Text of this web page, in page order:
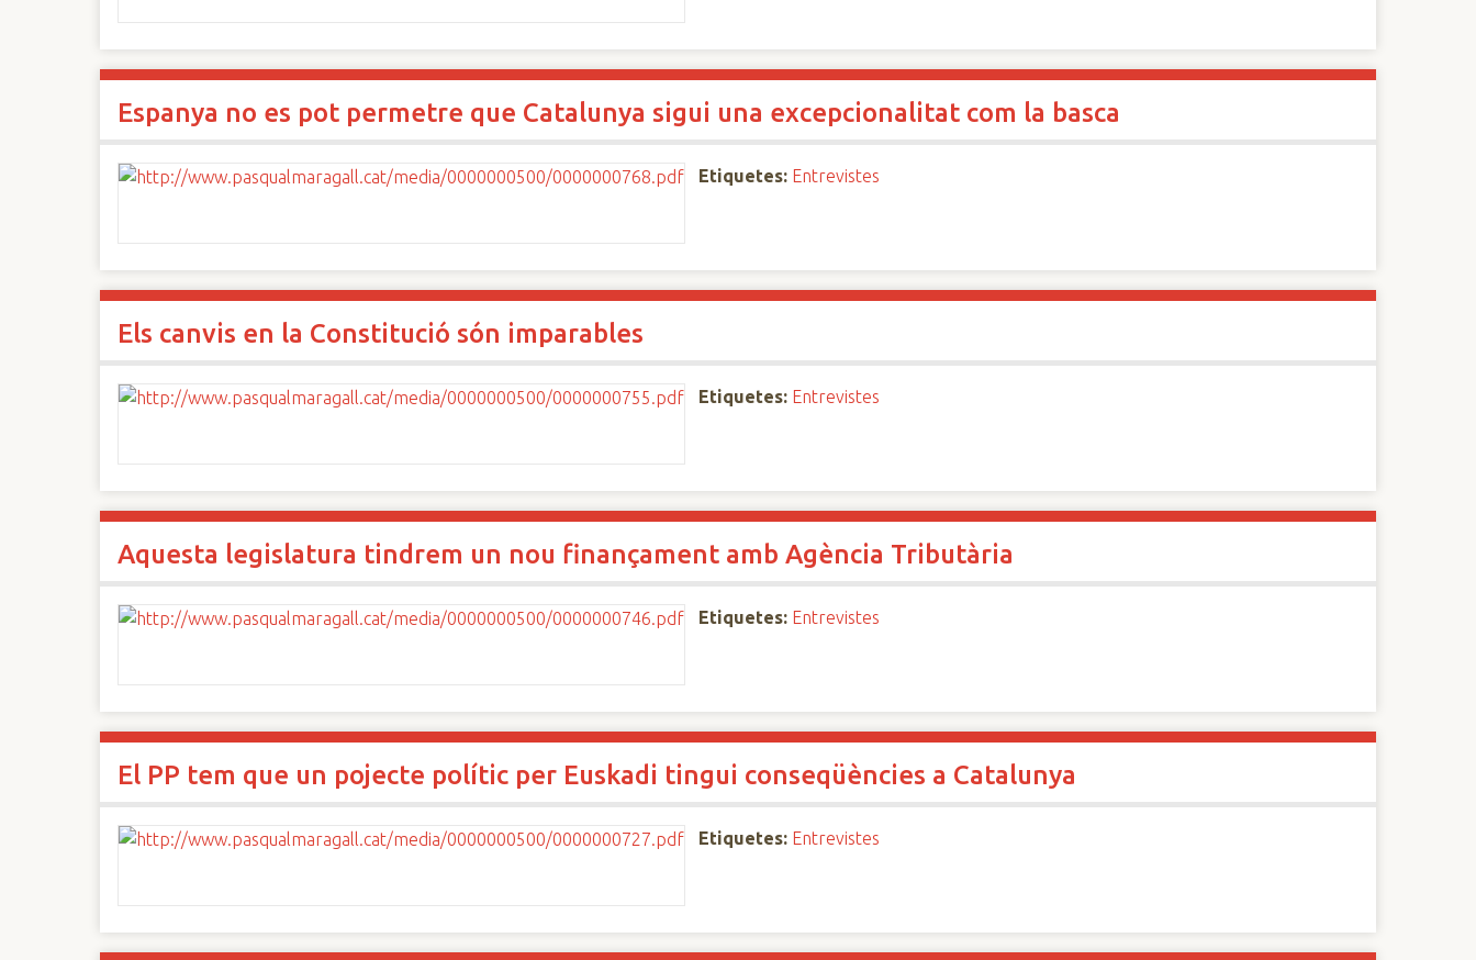
Espanya no es pot permetre que Catalunya sigui una excepcionalitat com la basca
Etiquetes: Entrevistes
Els canvis en la Constitució són imparables
Etiquetes: Entrevistes
Aquesta legislatura tindrem un nou finançament amb Agència Tributària
Etiquetes: Entrevistes
El PP tem que un pojecte polític per Euskadi tingui conseqüències a Catalunya
Etiquetes: Entrevistes